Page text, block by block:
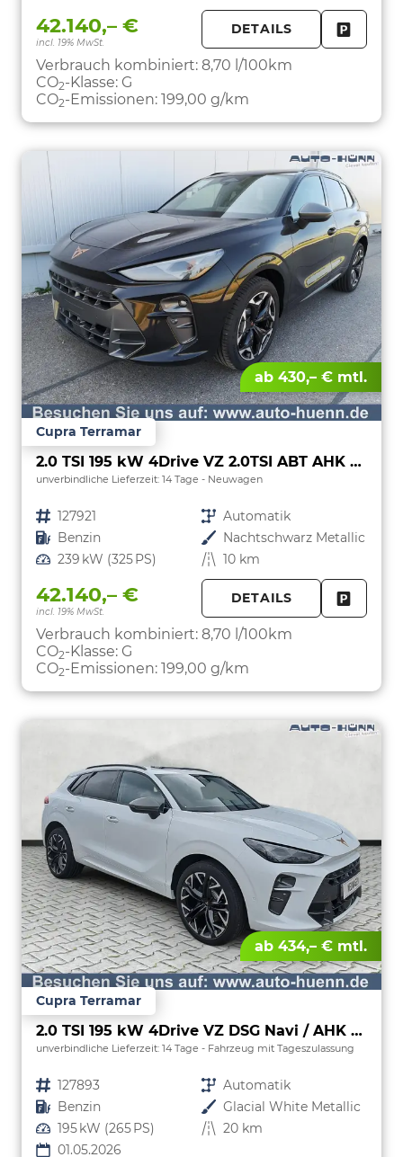
42.140,– €
incl. 19% MwSt.
DETAILS
Verbrauch kombiniert: 8,70 l/100km
CO2-Klasse: G
CO2-Emissionen: 199,00 g/km
ab 430,– € mtl.
Cupra Terramar
2.0 TSI 195 kW 4Drive VZ 2.0TSI ABT AHK ACC el. Hk Pano
unverbindliche Lieferzeit: 14 Tage Neuwagen
Fahrzeugnr. 127921 Getriebe Automatik
Kraftstoff Benzin Außenfarbe Nachtschwarz Metallic
Leistung 239 kW (325 PS) Kilometerstand 10 km
42.140,– €
incl. 19% MwSt.
DETAILS
Verbrauch kombiniert: 8,70 l/100km
CO2-Klasse: G
CO2-Emissionen: 199,00 g/km
ab 434,– € mtl.
Cupra Terramar
2.0 TSI 195 kW 4Drive VZ DSG Navi / AHK Pano
unverbindliche Lieferzeit: 14 Tage Fahrzeug mit Tageszulassung
Fahrzeugnr. 127893 Getriebe Automatik
Kraftstoff Benzin Außenfarbe Glacial White Metallic
Leistung 195 kW (265 PS) Kilometerstand 20 km
01.05.2026